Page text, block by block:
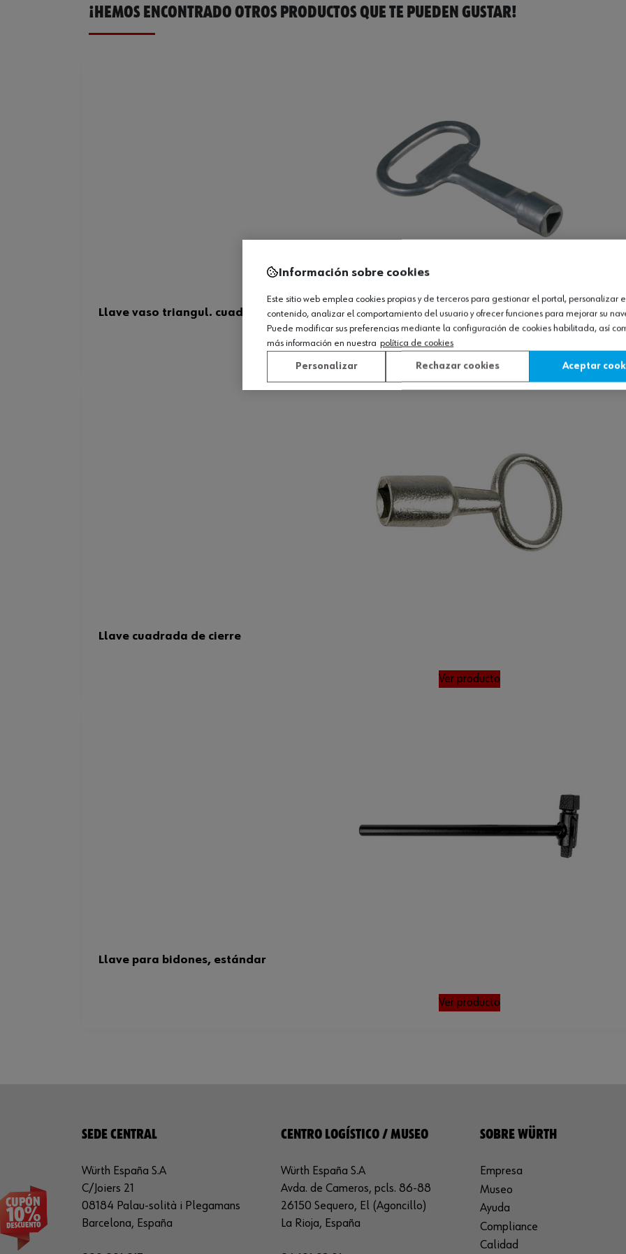
¡HEMOS ENCONTRADO OTROS PRODUCTOS QUE TE PUEDEN GUSTAR!
Llave vaso triangul. cuadradillo 8 mm
Ver producto
Llave cuadrada de cierre
Ver producto
Llave para bidones, estándar
Ver producto
SEDE CENTRAL
Würth España S.A
C/Joiers 21
08184 Palau-solità i Plegamans
Barcelona, España
CENTRO LOGÍSTICO / MUSEO
Würth España S.A
Avda. de Cameros, pcls. 86-88
26150 Sequero, El (Agoncillo)
La Rioja, España
SOBRE WÜRTH
Empresa
Museo
Ayuda
Compliance
Calidad
Información sobre cookies
Este sitio web emplea cookies propias y de terceros para gestionar el portal, personalizar
contenido, analizar el comportamiento del usuario y ofrecer funciones para mejorar su
Puede modificar sus preferencias mediante la configuración de cookies habilitada, así
más información en nuestra política de cookies
Personalizar Rechazar cookies Aceptar